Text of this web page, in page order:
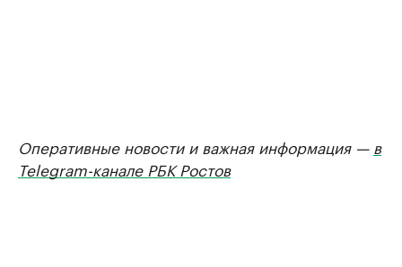
Оперативные новости и важная информация — в
Telegram-канале РБК Ростов